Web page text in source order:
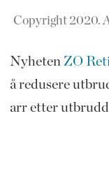
Copyright 2020.
Nyheten ZO
å redusere
arr etter